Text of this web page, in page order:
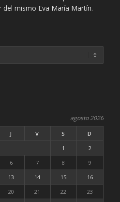
mismo Eva María Martín.
agosto 2026
J V S
D
1
2
6 7 8
9
13 14 15
16
20 21 22
23